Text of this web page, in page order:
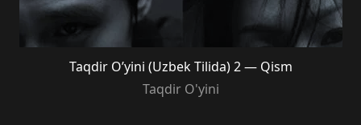
Taqdir O’yini (Uzbek Tilida) 2 — Qism
Taqdir O'yini